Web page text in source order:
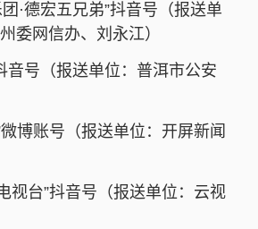
德宏五兄弟”抖音号（报送单
委网信办、刘永江）
号（报送单位：普洱市公安
账号（报送单位：开屏新闻
台”抖音号（报送单位：云视